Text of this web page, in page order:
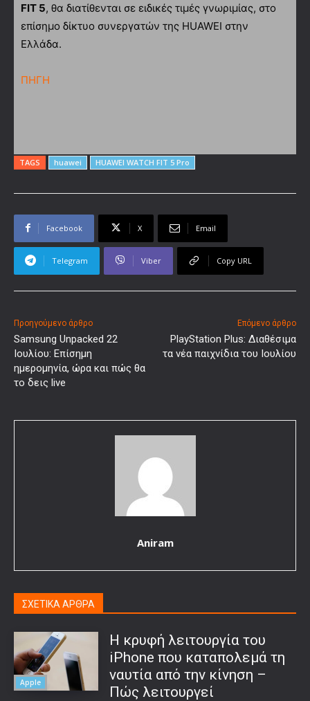
FIT 5, θα διατίθενται σε ειδικές τιμές γνωριμίας, στο
επίσημο δίκτυο συνεργατών της HUAWEI στην
Ελλάδα.
ΠΗΓΗ
TAGS huawei HUAWEI WATCH FIT 5 Pro
Facebook X Email
Telegram Viber Copy URL
Προηγούμενο άρθρο
Samsung Unpacked 22
Ιουλίου: Επίσημη
ημερομηνία, ώρα και πώς θα
το δεις live
Επόμενο άρθρο
PlayStation Plus: Διαθέσιμα
τα νέα παιχνίδια του Ιουλίου
Aniram
ΣΧΕΤΙΚΑ ΑΡΘΡΑ
Apple
Η κρυφή λειτουργία του
iPhone που καταπολεμά τη
ναυτία από την κίνηση –
Πώς λειτουργεί